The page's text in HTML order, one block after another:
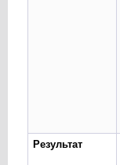
Результат